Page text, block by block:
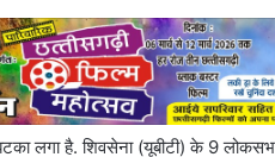
लगा है. शिवसेना (यूबीटी) के 9